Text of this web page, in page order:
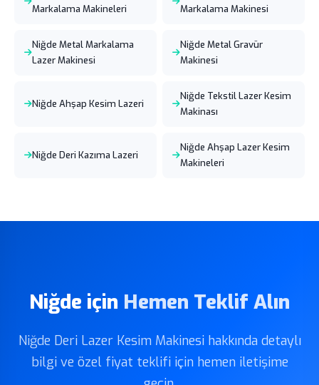
Markalama Makineleri
Markalama Makinesi
Niğde Metal Markalama
Lazer Makinesi
Niğde Metal Gravür
Makinesi
Niğde Ahşap Kesim Lazeri
Niğde Tekstil Lazer Kesim
Makinası
Niğde Deri Kazıma Lazeri
Niğde Ahşap Lazer Kesim
Makineleri
Niğde için Hemen Teklif Alın
Niğde Deri Lazer Kesim Makinesi hakkında detaylı
bilgi ve özel fiyat teklifi için hemen iletişime